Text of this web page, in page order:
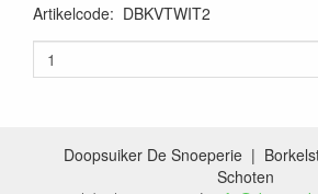
Artikelcode: DBKVTWIT2
Doopsuiker De Snoeperie |
Schoten